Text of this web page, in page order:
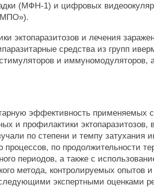
(МФН-1) и цифровых
эктопаразитозов и лечения
средства из групп
и иммуномодуляторов,
эффективность применяемых
и профилактики эктопаразитозов,
по степени и темпу затухания
процессов, по продолжительности
периодов, а также с
метода, контролируемых опытов
экспертными оценками